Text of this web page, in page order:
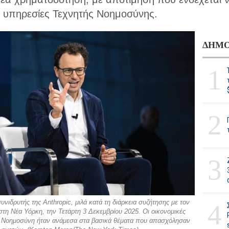
Τεχνητής Νοημοσύνης.
της Anthropic, μιλά κατά τη διάρκεια συζήτησης με τον
Νέα Υόρκη, την Τετάρτη 3 Δεκεμβρίου 2025. Οι οικονομικές
Νοημοσύνη ήταν ανάμεσα στα βασικά θέματα που απασχόλησαν
1
2
3
4